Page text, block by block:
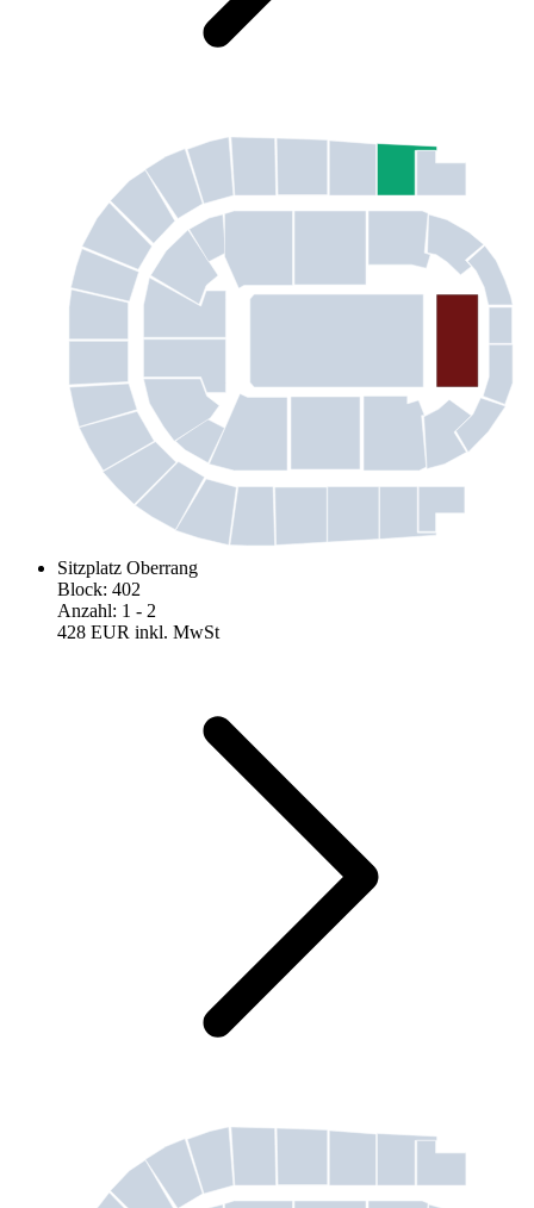
Sitzplatz Oberrang
Block: 402
Anzahl: 1 - 2
428 EUR inkl. MwSt